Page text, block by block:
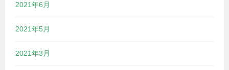
2021年6月
2021年5月
2021年3月